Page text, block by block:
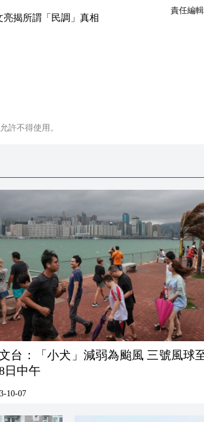
責任編
許不得使用。
台：「小犬」減弱為颱風 三號風球
日中午
10-07